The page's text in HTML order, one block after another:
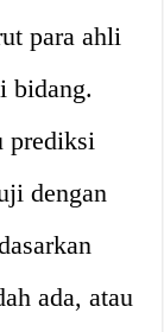
para ahli
bidang.
prediksi
dengan
ada, atau